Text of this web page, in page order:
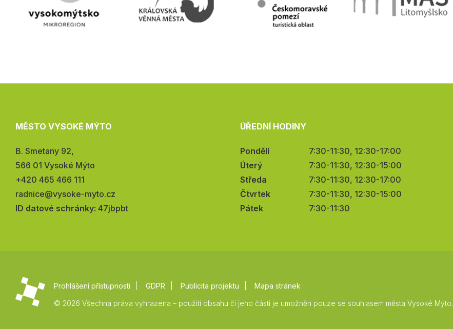
MĚSTO VYSOKÉ MÝTO
Adresa:
B. Smetany 92,
566 01 Vysoké Mýto
Telefon:
+420 465 466 111
E-
mail:
radnice@vysoke-myto.cz
ID datové schránky: 47jbpbt
ÚŘEDNÍ HODINY
Pondělí
7:30-11:30, 12:30-17:00
Úterý
7:30-11:30, 12:30-15:00
Středa
7:30-11:30, 12:30-17:00
Čtvrtek
7:30-11:30, 12:30-15:00
Pátek
7:30-11:30
Prohlášení přístupnosti GDPR Publicita projektu
Mapa stránek
© 2026 Všechna práva vyhrazena – použití obsahu či jeho části je umožněn pouze se souhlasem města Vysoké Mýto.